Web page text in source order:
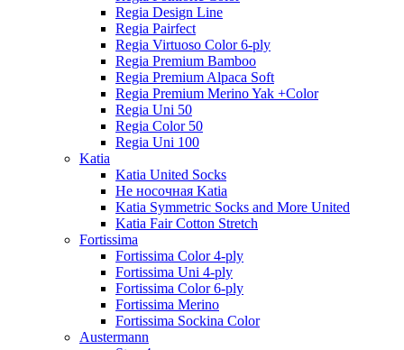
Regia Design Line
Regia Pairfect
Regia Virtuoso Color 6-ply
Regia Premium Bamboo
Regia Premium Alpaca Soft
Regia Premium Merino Yak +Color
Regia Uni 50
Regia Color 50
Regia Uni 100
Katia
Katia United Socks
Не носочная Katia
Katia Symmetric Socks and More United
Katia Fair Cotton Stretch
Fortissima
Fortissima Color 4-ply
Fortissima Uni 4-ply
Fortissima Color 6-ply
Fortissima Merino
Fortissima Sockina Color
Austermann